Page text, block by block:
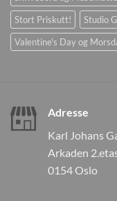
Stort Priskutt!
Studio
Valentine's Day og
Adresse
Karl Johans
Arkaden
0154 Oslo